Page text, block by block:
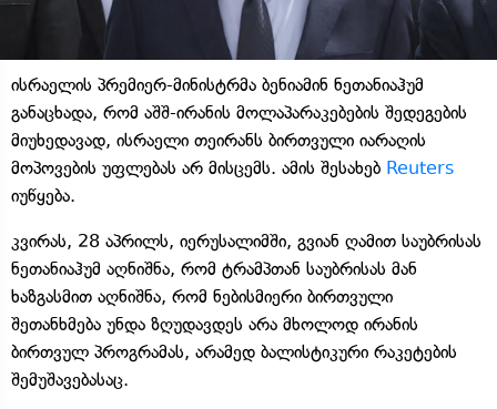
ისრაელის პრემიერ-მინისტრმა ბენიამინ ნეთანიაჰუმ
განაცხადა, რომ აშშ-ირანის მოლაპარაკებების შედეგების
მიუხედავად, ისრაელი თეირანს ბირთვული იარაღის
მოპოვების უფლებას არ მისცემს. ამის შესახებ Reuters
იუწყება.
კვირას, 28 აპრილს, იერუსალიმში, გვიან ღამით საუბრისას
ნეთანიაჰუმ აღნიშნა, რომ ტრამპთან საუბრისას მან
ხაზგასმით აღნიშნა, რომ ნებისმიერი ბირთვული
შეთანხმება უნდა ზღუდავდეს არა მხოლოდ ირანის
ბირთვულ პროგრამას, არამედ ბალისტიკური რაკეტების
შემუშავებასაც.